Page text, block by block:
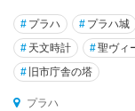
タ
ー
ボ
ル
チ
# プラハ # プラハ城
# 天文時計 #聖ヴィ
# 旧市庁舎の塔
プラハ